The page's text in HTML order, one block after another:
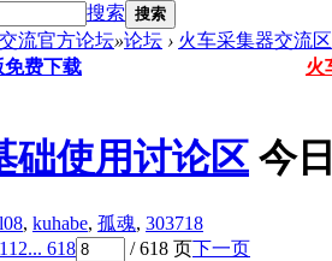
搜索 搜索
流官方论坛»论坛 › 火车采集器交流区
免费下载
火
础使用讨论区 今
, kuhabe, 孤魂, 303718
12... 618 / 618 页下一页